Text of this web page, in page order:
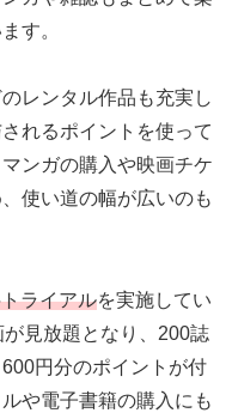
す。
レンタル作品も充実し
れるポイントを使って
ンガの購入や映画チケ
使い道の幅が広いのも
ライアルを実施してい
見放題となり、200誌
円分のポイントが付
や電子書籍の購入にも